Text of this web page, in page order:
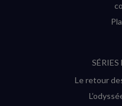
Le retour